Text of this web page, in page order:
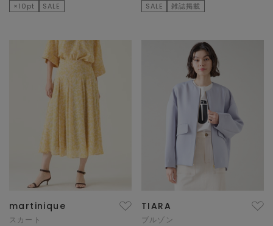
×10pt SALE SALE 雑誌掲載
martinique
スカート
TIARA
ブルゾン